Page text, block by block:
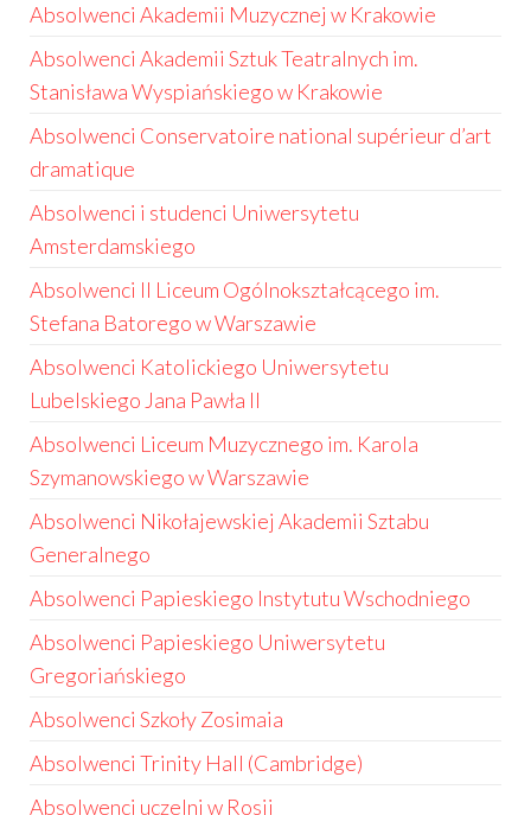
Absolwenci Akademii Muzycznej w Krakowie
Absolwenci Akademii Sztuk Teatralnych im.
Stanisława Wyspiańskiego w Krakowie
Absolwenci Conservatoire national supérieur d’art
dramatique
Absolwenci i studenci Uniwersytetu
Amsterdamskiego
Absolwenci II Liceum Ogólnokształcącego im.
Stefana Batorego w Warszawie
Absolwenci Katolickiego Uniwersytetu
Lubelskiego Jana Pawła II
Absolwenci Liceum Muzycznego im. Karola
Szymanowskiego w Warszawie
Absolwenci Nikołajewskiej Akademii Sztabu
Generalnego
Absolwenci Papieskiego Instytutu Wschodniego
Absolwenci Papieskiego Uniwersytetu
Gregoriańskiego
Absolwenci Szkoły Zosimaia
Absolwenci Trinity Hall (Cambridge)
Absolwenci uczelni w Rosji